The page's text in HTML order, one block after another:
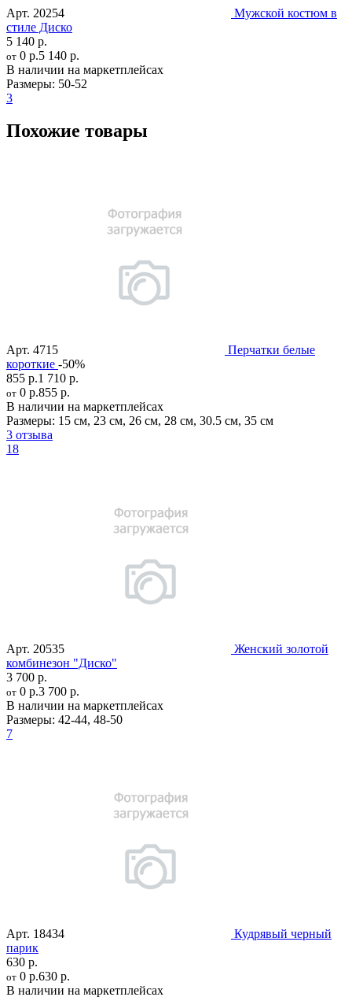
Арт. 20254
Мужской костюм в
стиле Диско
5 140 р.
от 0 р.5 140 р.
В наличии на маркетплейсах
Размеры: 50-52
3
Похожие товары
Арт. 4715
Перчатки белые
короткие -50%
855 р.1 710 р.
от 0 р.855 р.
В наличии на маркетплейсах
Размеры: 15 см, 23 см, 26 см, 28 см, 30.5 см, 35 см
3 отзыва
18
Арт. 20535
Женский золотой
комбинезон "Диско"
3 700 р.
от 0 р.3 700 р.
В наличии на маркетплейсах
Размеры: 42-44, 48-50
7
Арт. 18434
Кудрявый черный
парик
630 р.
от 0 р.630 р.
В наличии на маркетплейсах